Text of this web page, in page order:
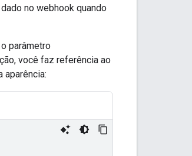
no webhook quando
parâmetro
você faz referência ao
aparência: